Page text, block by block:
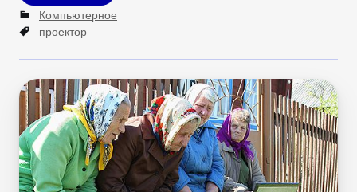
C
a
e
o
r
i
e
s
Компьютерное
T
g
проектор